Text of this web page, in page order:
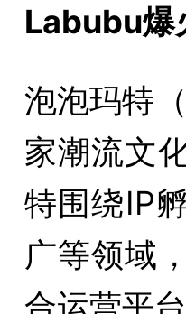
Labubu爆
泡泡玛特
家潮流文
特围绕IP
广等领域
合运营平台